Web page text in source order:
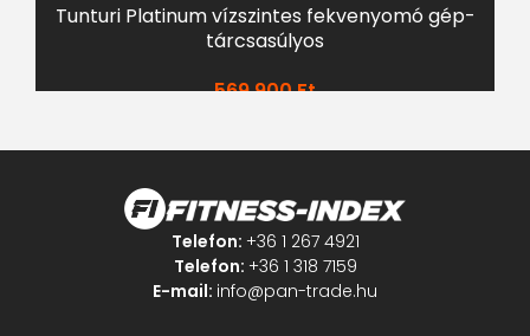
Tunturi Platinum vízszintes fekvenyomó gép-
tárcsasúlyos
569 900Ft
Telefon: +36 1 267 4921
Telefon: +36 1 318 7159
E-mail: info@pan-trade.hu